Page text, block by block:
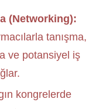
(Networking):
tanışma,
ve potansiyel iş
kongrelerde